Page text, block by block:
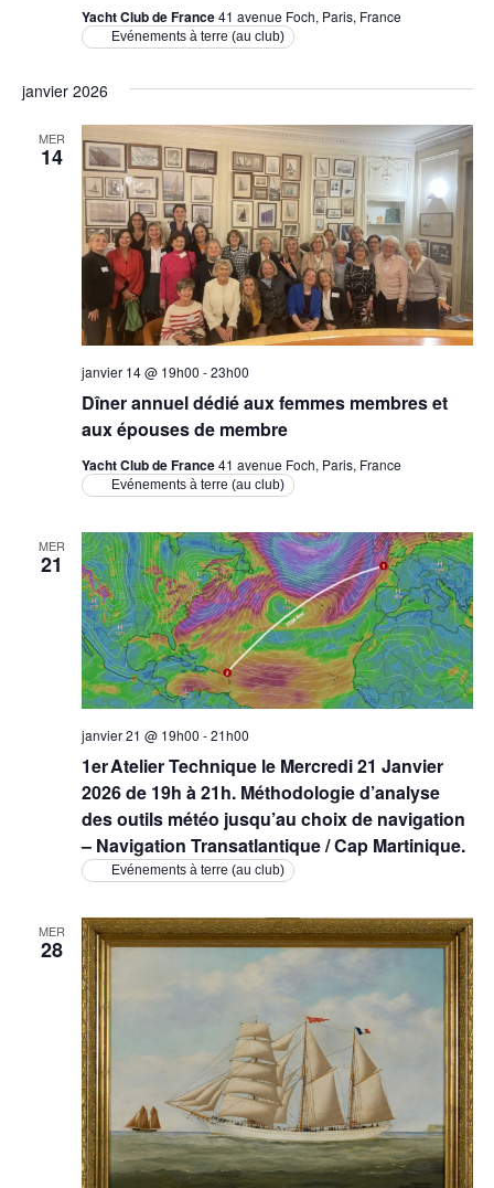
Yacht Club de France41 avenue Foch, Paris, France
Evénements à terre (au club)
janvier 2026
MER
14
Dîner annuel dédié aux femmes membres et
aux épouses de membre
janvier 14 @ 19h00 -23h00
Yacht Club de France41 avenue Foch, Paris, France
Evénements à terre (au club)
MER
21
1er Atelier Technique le Mercredi 21 Janvier
2026 de 19h à 21h. Méthodologie d’analyse
des outils météo jusqu’au choix de navigation
– Navigation Transatlantique / Cap Martinique.
janvier 21 @ 19h00 -21h00
Evénements à terre (au club)
MER
28